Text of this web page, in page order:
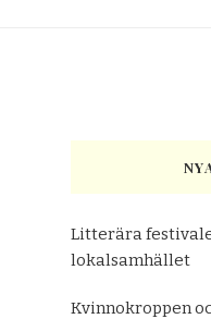
Litterära
lokalsamhället
Kvinnokroppen